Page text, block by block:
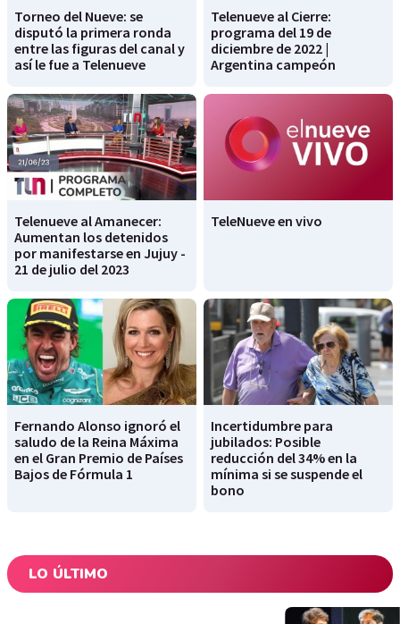
Torneo del Nueve: se
disputó la primera ronda
entre las figuras del canal y
así le fue a Telenueve
Telenueve al Cierre:
programa del 19 de
diciembre de 2022 |
Argentina campeón
Telenueve al Amanecer:
Aumentan los detenidos
por manifestarse en Jujuy -
21 de julio del 2023
TeleNueve en vivo
Fernando Alonso ignoró el
saludo de la Reina Máxima
en el Gran Premio de Países
Bajos de Fórmula 1
Incertidumbre para
jubilados: Posible
reducción del 34% en la
mínima si se suspende el
bono
LO ÚLTIMO